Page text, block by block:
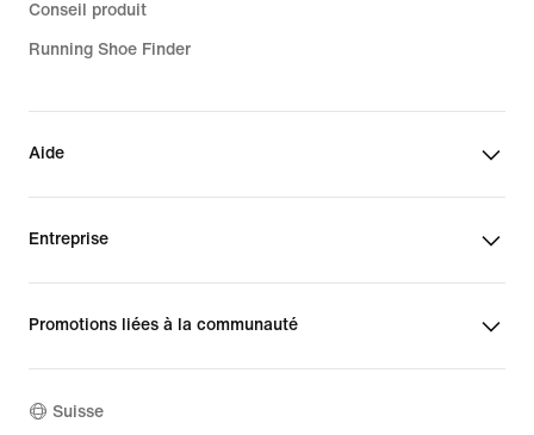
Conseil produit
Running Shoe Finder
Aide
Entreprise
Promotions liées à la communauté
Suisse